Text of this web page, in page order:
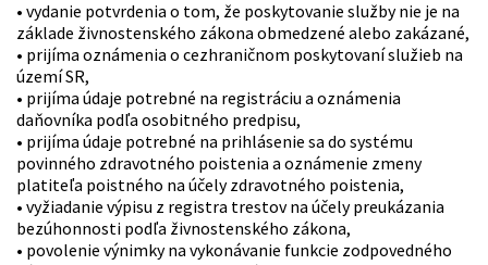
• vydanie potvrdenia o tom, že poskytovanie služby nie je na
základe živnostenského zákona obmedzené alebo zakázané,
• prijíma oznámenia o cezhraničnom poskytovaní služieb na
území SR,
• prijíma údaje potrebné na registráciu a oznámenia
daňovníka podľa osobitného predpisu,
• prijíma údaje potrebné na prihlásenie sa do systému
povinného zdravotného poistenia a oznámenie zmeny
platiteľa poistného na účely zdravotného poistenia,
• vyžiadanie výpisu z registra trestov na účely preukázania
bezúhonnosti podľa živnostenského zákona,
• povolenie výnimky na vykonávanie funkcie zodpovedného